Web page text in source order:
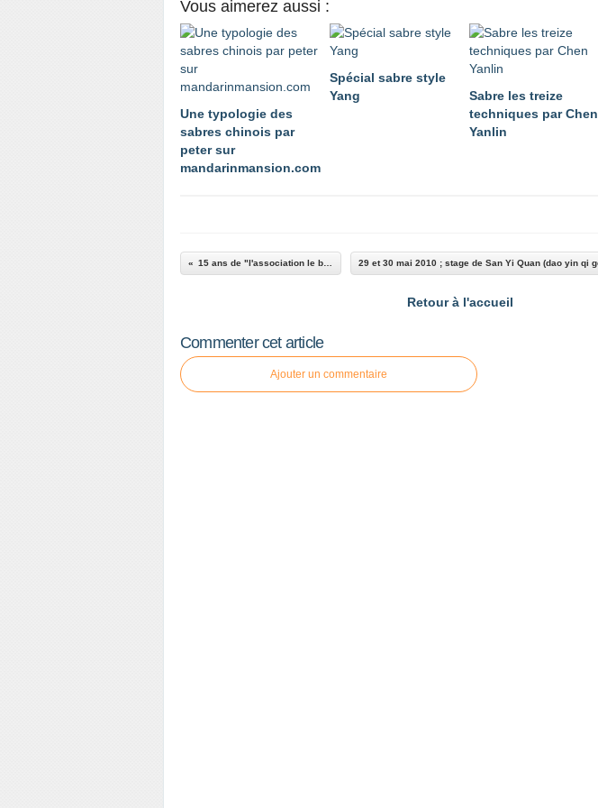
Vous aimerez aussi :
Une typologie des
sabres chinois par
peter sur
mandarinmansion.com
Spécial sabre style
Yang
Sabre les treize
techniques par Chen
Yanlin
Retour à l'accueil
Commenter cet article
Ajouter un commentaire